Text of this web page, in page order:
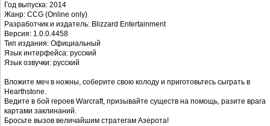
Год выпуска: 2014
Жанр: CCG (Online only)
Разработчик и издатель: Blizzard Entertainment
Версия: 1.0.0.4458
Тип издания: Официальный
Язык интерфейса: русский
Язык озвучки: русский
Вложите меч в ножны, соберите свою колоду и приготовьтесь сыграть в
Hearthstone.
Ведите в бой героев Warcraft, призывайте существ на помощь, разите врага
картами заклинаний.
Бросьте вызов величайшим стратегам Азерота!